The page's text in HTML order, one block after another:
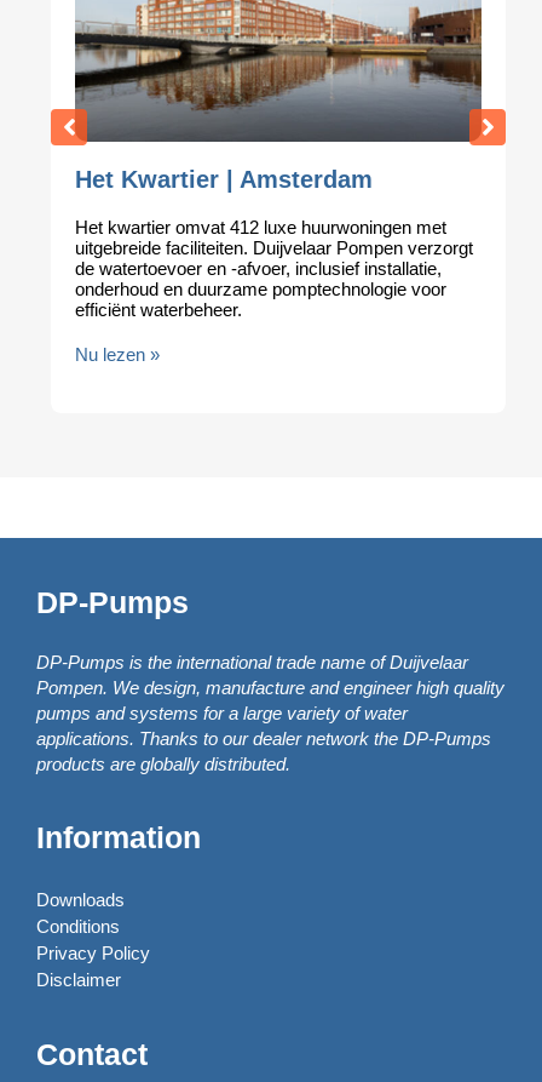
AZ Stadion | Alkmaar
Duijvelaar Pompen voorziet het AZ Stadion in
Alkmaar van veilige drinkwatervoorziening en een
Brand-Unit, waarmee aan strenge veiligheidseisen
voor 17.000 bezoekers wordt voldaan.
DP-Pumps
Pompen. We design, manufacture and engineer high quality
pumps and systems for a large variety of water
applications. Thanks to our dealer network the DP-Pumps
products are globally distributed.
Information
Conditions
Privacy Policy
Disclaimer
Contact